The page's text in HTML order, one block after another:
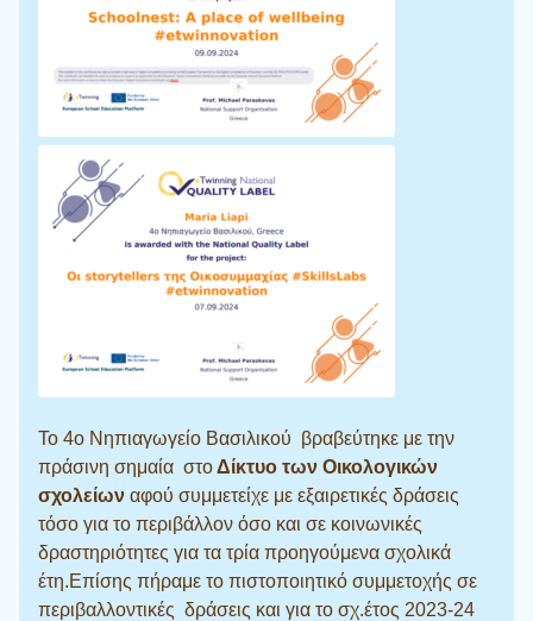
Το 4ο Νηπιαγωγείο Βασιλικού βραβεύτηκε με την
πράσινη σημαία στοΔίκτυο των Οικολογικών
σχολείων αφού συμμετείχε με εξαιρετικές δράσεις
τόσο για το περιβάλλον όσο και σε κοινωνικές
δραστηριότητες για τα τρία προηγούμενα σχολικά
έτη.Επίσης πήραμε το πιστοποιητικό συμμετοχής σε
περιβαλλοντικές δράσεις και για το σχ.έτος 2023-24